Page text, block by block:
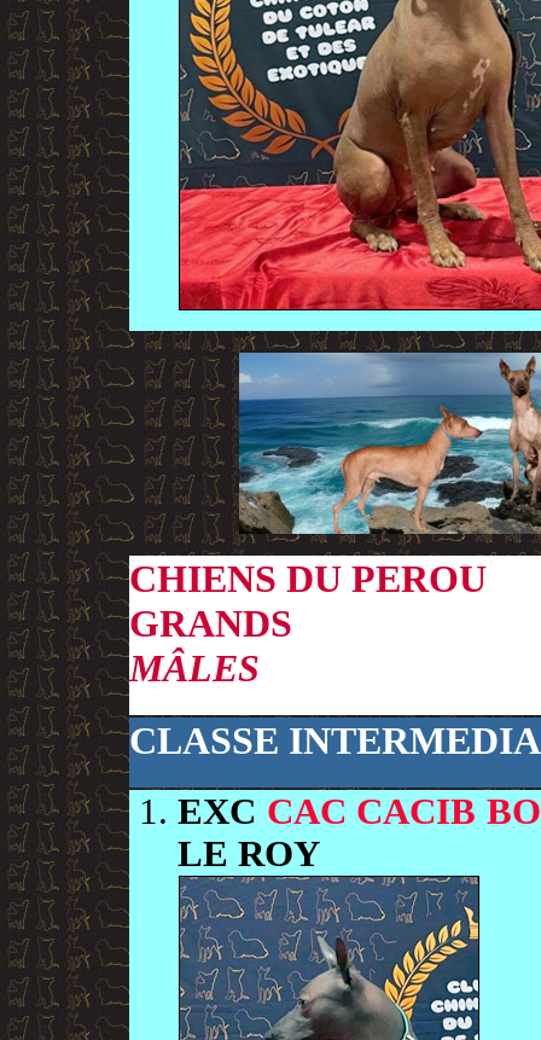
CHIENS DU PEROU
GRANDS
MÂLES
CLASSE
EXC CAC CACIB
LE ROY